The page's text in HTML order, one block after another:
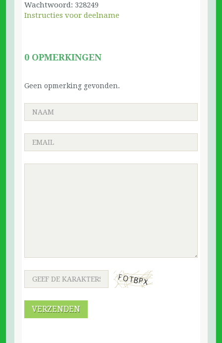
Wachtwoord: 328249
Instructies voor deelname
0 OPMERKINGEN
Geen opmerking gevonden.
VERZENDEN